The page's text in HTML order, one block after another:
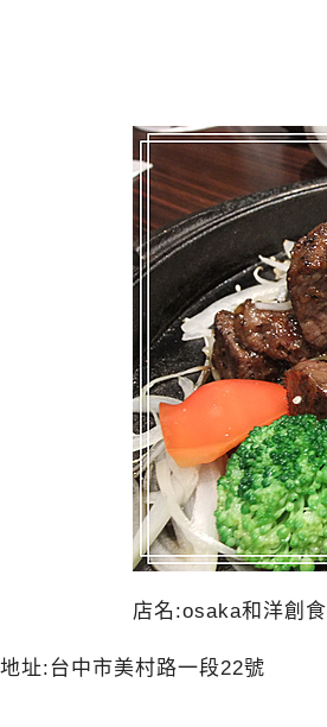
店名:osaka和洋創食
地址:台中市美村路一段22號